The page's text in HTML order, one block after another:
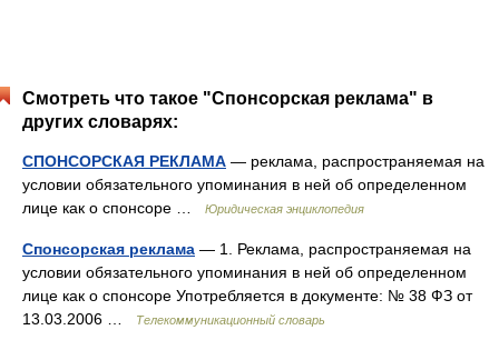
Смотреть что такое "Спонсорская реклама" в
других словарях:
СПОНСОРСКАЯ РЕКЛАМА — реклама, распространяемая на
условии обязательного упоминания в ней об определенном
лице как о спонсоре …
Юридическая энциклопедия
Спонсорская реклама — 1. Реклама, распространяемая на
условии обязательного упоминания в ней об определенном
лице как о спонсоре Употребляется в документе: № 38 ФЗ от
13.03.2006 …
Телекоммуникационный словарь